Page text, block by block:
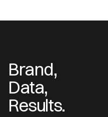
Brand,
Data,
Results.